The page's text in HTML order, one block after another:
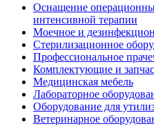
Оснащение
интенсивной терапии
Моечное и
Стерилизационное
Профессиональное
Комплектующие и
Медицинская мебель
Лабораторное
Оборудование для
Ветеринарное